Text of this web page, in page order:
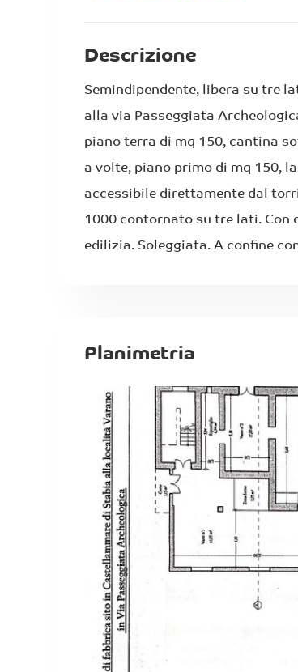
Descrizione
Semindipendente, libera su tre
alla via Passeggiata
piano terra di mq 150, cantina
a volte, piano primo di mq 150,
accessibile direttamente dal
1000 contornato su tre lati. Con
edilizia. Soleggiata. A confine
Planimetria